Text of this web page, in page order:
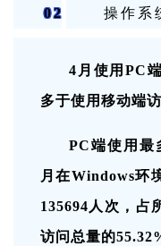
02 操作系
4月使用PC端
多于使用移动端
PC端使用最
月在Windows环
135694人次，占
访问总量的